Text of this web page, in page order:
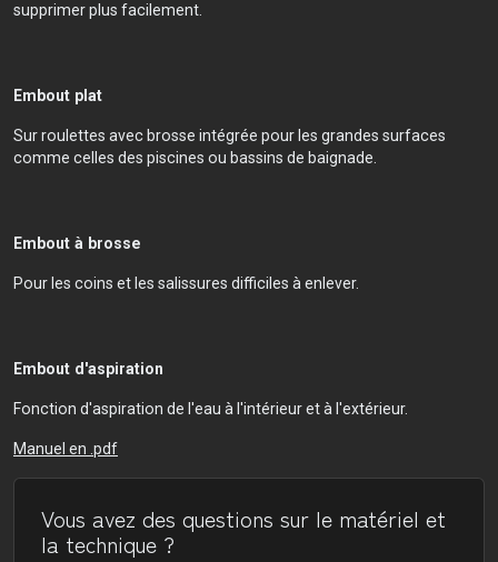
supprimer plus facilement.
Embout plat
Sur roulettes avec brosse intégrée pour les grandes surfaces
comme celles des piscines ou bassins de baignade.
Embout à brosse
Pour les coins et les salissures difficiles à enlever.
Embout d'aspiration
Fonction d'aspiration de l'eau à l'intérieur et à l'extérieur.
Manuel en .pdf
Vous avez des questions sur le matériel et
la technique ?